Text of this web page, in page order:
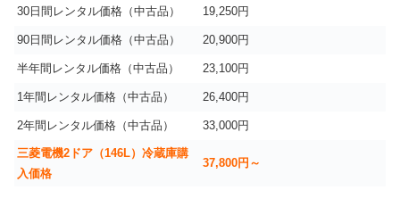
30日間レンタル価格（中古品） 19,250円
90日間レンタル価格（中古品） 20,900円
半年間レンタル価格（中古品） 23,100円
1年間レンタル価格（中古品） 26,400円
2年間レンタル価格（中古品） 33,000円
三菱電機2ドア（146L）冷蔵庫購
入価格
37,800円～